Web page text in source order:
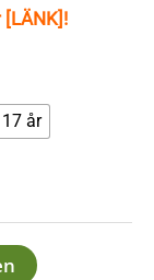
[LÄNK]!
år